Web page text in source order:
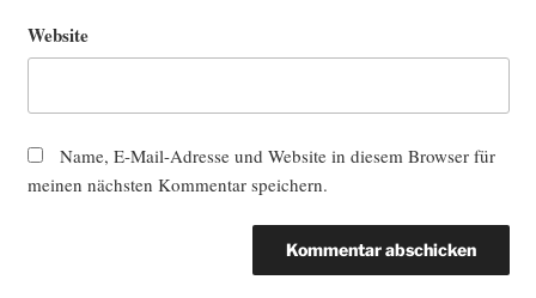
Website
Name, E-Mail-Adresse und Website in diesem Browser für
meinen nächsten Kommentar speichern.